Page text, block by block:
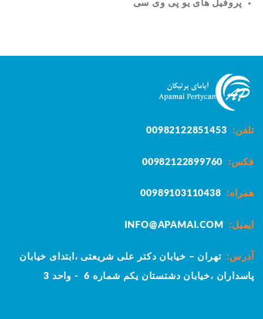
پروفیل های یو پی وی سی
تلفن: 00982122851453
فکس: 00982122899760
همراه: 00989103110438
ایمیل: INFO@APAMAI.COM
آدرس: تهران – خیابان دکتر علی شریعتی ،ابتدای خیابان
پاسداران ،خیابان دشتستان یکم شماره 6 - واحد 3